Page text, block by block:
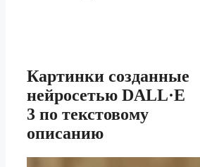
Картинки созданные
нейросетью DALL·E
3 по текстовому
описанию